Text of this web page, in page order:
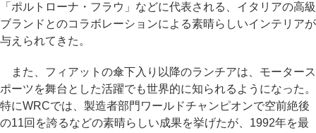
「ポルトローナ・フラウ」などに代表される、イタリアの高級
ブランドとのコラボレーションによる素晴らしいインテリアが
与えられてきた。
また、フィアットの傘下入り以降のランチアは、モータース
ポーツを舞台とした活躍でも世界的に知られるようになった。
特にWRCでは、製造者部門ワールドチャンピオンで空前絶後
の11回を誇るなどの素晴らしい成果を挙げたが、1992年を最